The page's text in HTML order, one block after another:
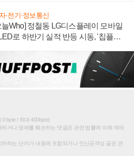
·전기·정보통신
늘Who] 정철동 LG디스플레이 모바일
로 하반기 실적 반등 시동, '칩플레
byte / 최대 400byte)
거나 명예를 훼손하는 댓글은 관련 법률에 의해 제재
하는 단어가 내용에 포함되거나 인신공격성 글은 관